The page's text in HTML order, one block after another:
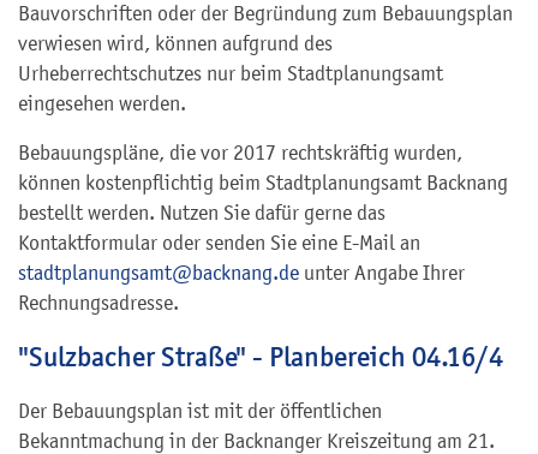
Bauvorschriften oder der Begründung zum Bebauungsplan
verwiesen wird, können aufgrund des
Urheberrechtschutzes nur beim Stadtplanungsamt
eingesehen werden.
Bebauungspläne, die vor 2017 rechtskräftig wurden,
können kostenpflichtig beim Stadtplanungsamt Backnang
bestellt werden. Nutzen Sie dafür gerne das
Kontaktformular oder senden Sie eine E-Mail an
stadtplanungsamt@backnang.de unter Angabe Ihrer
Rechnungsadresse.
"Sulzbacher Straße" - Planbereich 04.16/4
Der Bebauungsplan ist mit der öffentlichen
Bekanntmachung in der Backnanger Kreiszeitung am 21.